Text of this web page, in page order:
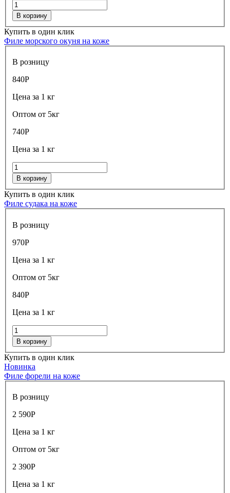
В корзину
Купить в один клик
Филе морского окуня на коже
В розницу
840Р
Цена за 1 кг
Оптом от 5кг
740Р
Цена за 1 кг
В корзину
Купить в один клик
Филе судака на коже
В розницу
970Р
Цена за 1 кг
Оптом от 5кг
840Р
Цена за 1 кг
В корзину
Купить в один клик
Новинка
Филе форели на коже
В розницу
2 590Р
Цена за 1 кг
Оптом от 5кг
2 390Р
Цена за 1 кг